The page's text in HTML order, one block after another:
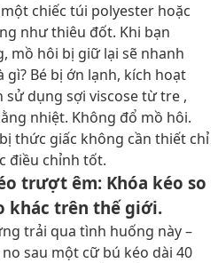
chiếc túi polyester hoặc
như thiêu đốt. Khi bạn
mồ hôi bị giữ lại sẽ nhanh
Bé bị ớn lạnh, kích hoạt
sử dụng sợi viscose từ tre ,
nhiệt. Không đổ mồ hôi.
thức giấc không cần thiết chỉ
điều chỉnh tốt.
trượt êm: Khóa kéo so
khác trên thế giới.
trải qua tình huống này –
sau một cữ bú kéo dài 40